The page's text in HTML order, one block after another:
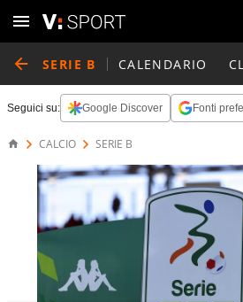
SERIE B CALENDARIO
Seguici su: Google Discover Fonti
CALCIO SERIE B